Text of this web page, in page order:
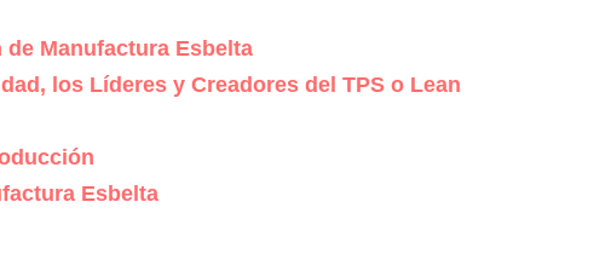
Manufactura Esbelta
los Líderes y Creadores del TPS o Lean
Esbelta